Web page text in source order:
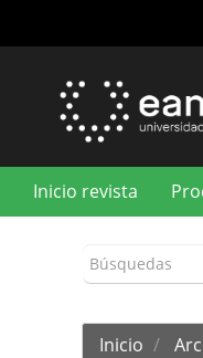
principal
Inicio revista
Inicio